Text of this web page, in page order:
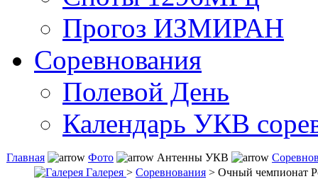
Прогоз ИЗМИРАН
Соревнования
Полевой День
Календарь УКВ
Главная Фото Антенны УКВ
Галерея > Соревнования > Очный чемпионат